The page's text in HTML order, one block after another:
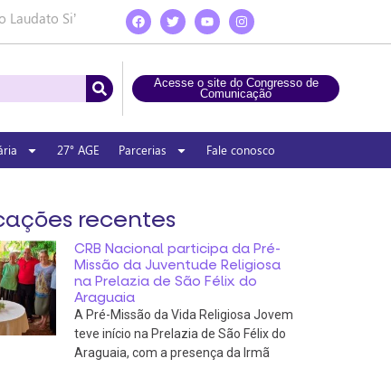
Laudato Si’
Acesse o site do Congresso de
Comunicação
27° AGE Parcerias Fale conosco
recentes
CRB Nacional participa da Pré-
Missão da Juventude Religiosa
na Prelazia de São Félix do
Araguaia
A Pré-Missão da Vida Religiosa Jovem
teve início na Prelazia de São Félix do
Araguaia, com a presença da Irmã